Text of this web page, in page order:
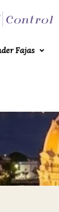
Fajas